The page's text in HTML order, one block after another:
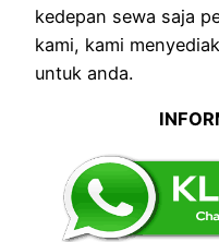
kedepan sewa saja
kami, kami
untuk anda.